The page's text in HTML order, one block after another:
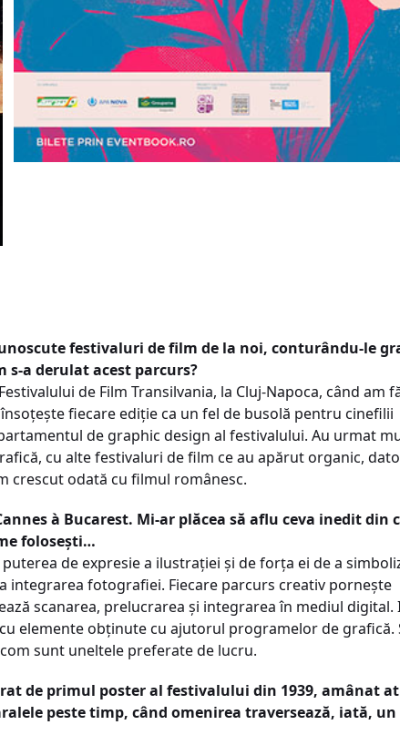
festivaluri de film de la noi, conturându-le
s-a derulat acest parcurs?
de Film Transilvania, la Cluj-Napoca, când am
fiecare ediție ca un fel de busolă pentru cinefilii
de graphic design al festivalului. Au urmat
cu alte festivaluri de film ce au apărut organic,
crescut odată cu filmul românesc.
à Bucarest. Mi-ar plăcea să aflu ceva inedit din
folosești…
de expresie a ilustrației și de forța ei de a
integrarea fotografiei. Fiecare parcurs creativ pornește
scanarea, prelucrarea și integrarea în mediul digital.
elemente obținute cu ajutorul programelor de grafică.
sunt uneltele preferate de lucru.
de primul poster al festivalului din 1939, amânat
peste timp, când omenirea traversează, iată,